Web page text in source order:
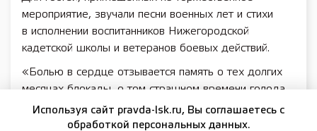
мероприятие, звучали песни военных лет и стихи
в исполнении воспитанников Нижегородской
кадетской школы и ветеранов боевых действий.
«Болью в сердце отзывается память о тех долгих
месяцах блокады, о том страшном времени голода,
холода, отчаяния, ужаса, но и невероятной силы
и стойкости русского человека! Для меня огромная
Используя сайт pravda-lsk.ru, Вы соглашаетесь с
обработкой персональных данных.